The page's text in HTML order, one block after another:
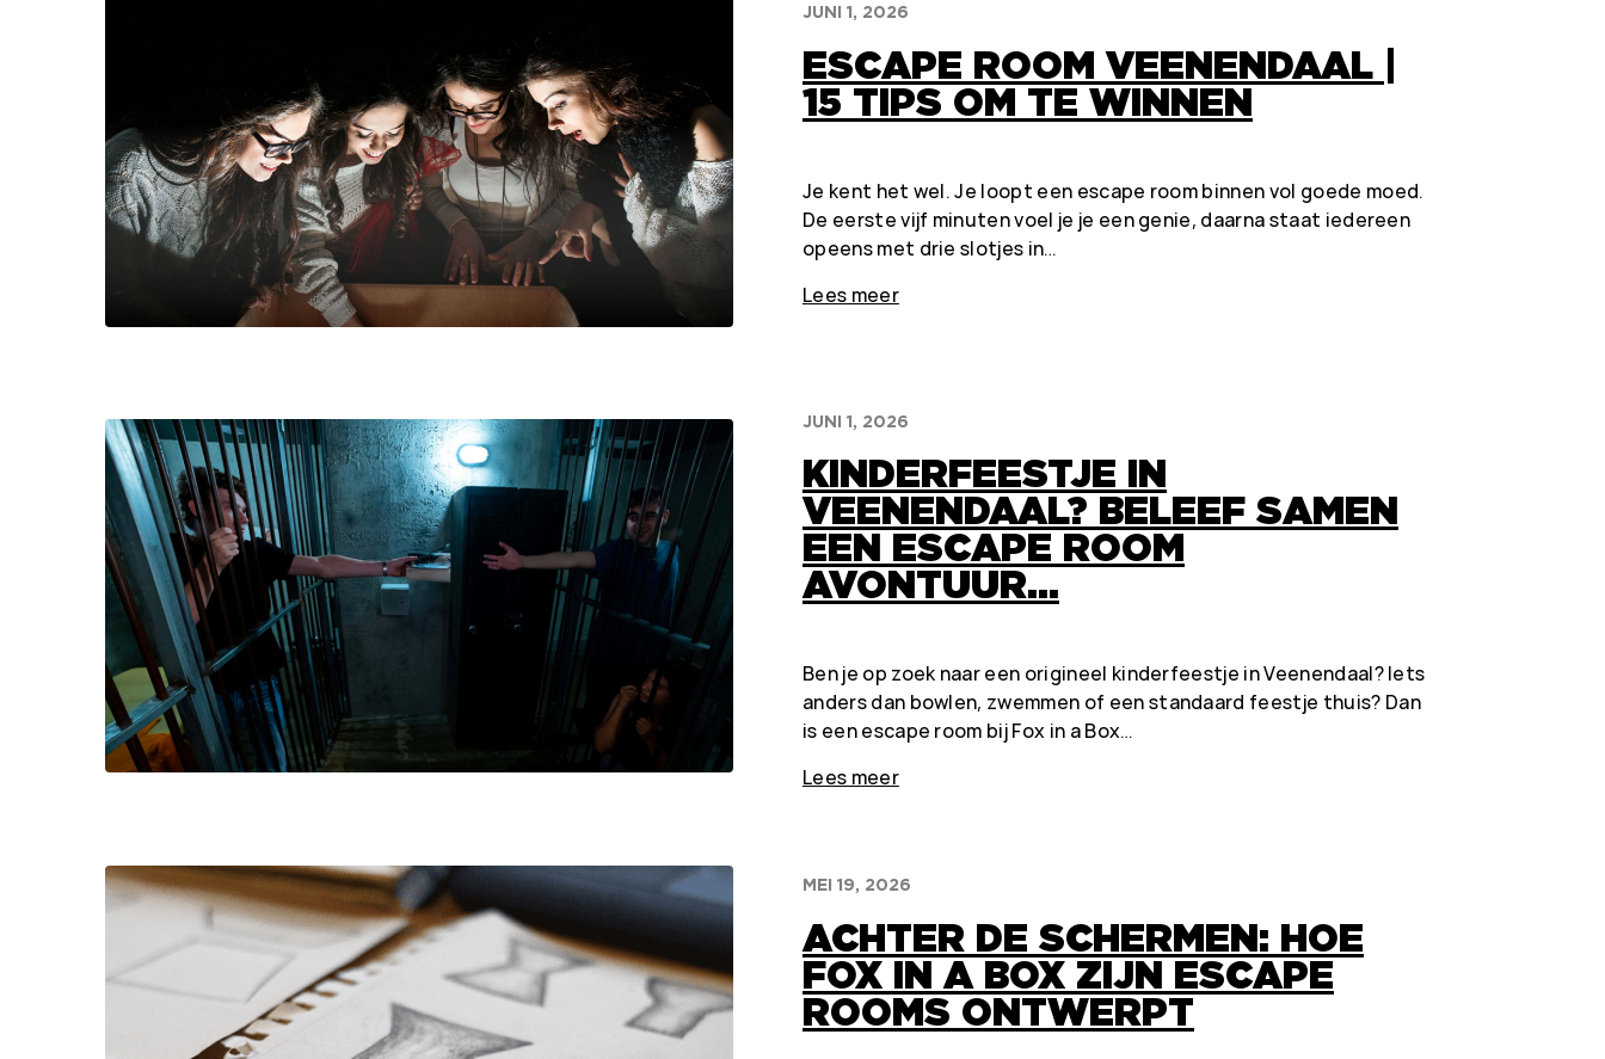
JUNI 1, 2026
ESCAPE ROOM VEENENDAAL |
15 TIPS OM TE WINNEN
Je kent het wel. Je loopt een escape room binnen vol goede moed.
De eerste vijf minuten voel je je een genie, daarna staat iedereen
opeens met drie slotjes in…
Lees meer
JUNI 1, 2026
KINDERFEESTJE IN
VEENENDAAL? BELEEF SAMEN
EEN ESCAPE ROOM
AVONTUUR…
Ben je op zoek naar een origineel kinderfeestje in Veenendaal? Iets
anders dan bowlen, zwemmen of een standaard feestje thuis? Dan
is een escape room bij Fox in a Box…
Lees meer
MEI 19, 2026
ACHTER DE SCHERMEN: HOE
FOX IN A BOX ZIJN ESCAPE
ROOMS ONTWERPT